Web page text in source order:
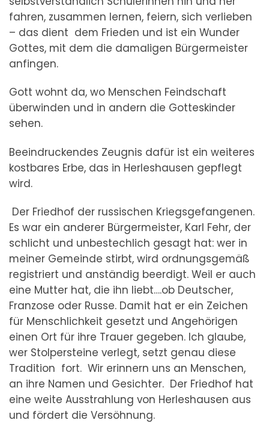
fahren, zusammen lernen, feiern, sich verlieben
– das dient dem Frieden und ist ein Wunder
Gottes, mit dem die damaligen Bürgermeister
anfingen.
Gott wohnt da, wo Menschen Feindschaft
überwinden und in andern die Gotteskinder
sehen.
Beeindruckendes Zeugnis dafür ist ein weiteres
kostbares Erbe, das in Herleshausen gepflegt
wird.
Der Friedhof der russischen Kriegsgefangenen.
Es war ein anderer Bürgermeister, Karl Fehr, der
schlicht und unbestechlich gesagt hat: wer in
meiner Gemeinde stirbt, wird ordnungsgemäß
registriert und anständig beerdigt. Weil er auch
eine Mutter hat, die ihn liebt….ob Deutscher,
Franzose oder Russe. Damit hat er ein Zeichen
für Menschlichkeit gesetzt und Angehörigen
einen Ort für ihre Trauer gegeben. Ich glaube,
wer Stolpersteine verlegt, setzt genau diese
Tradition fort. Wir erinnern uns an Menschen,
an ihre Namen und Gesichter. Der Friedhof hat
eine weite Ausstrahlung von Herleshausen aus
und fördert die Versöhnung.